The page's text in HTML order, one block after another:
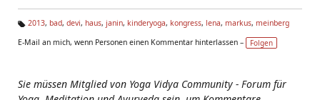
g
2013, bad, devi, haus, janin, kinderyoga, kongress, lena, markus, meinberg
E-Mail an mich, wenn Personen einen Kommentar hinterlassen –
Folgen
Sie müssen Mitglied von Yoga Vidya Community - Forum für